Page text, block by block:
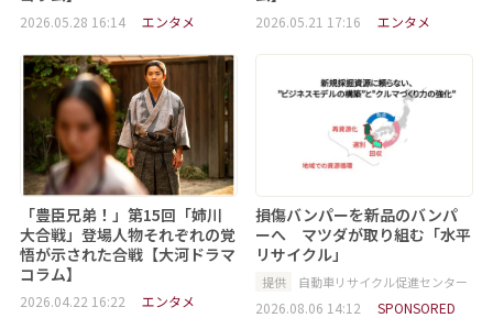
2026.05.28 16:14 エンタメ 2026.05.21 17:16 エンタメ
「豊臣兄弟！」第15回「姉川
大合戦」登場人物それぞれの覚
悟が示された合戦【大河ドラマ
コラム】
2026.04.22 16:22 エンタメ
損傷バンパーを新品のバンパ
ーへ マツダが取り組む「水平
リサイクル」
提供 自動車リサイクル促進センター
2026.08.06 14:12 SPONSORED